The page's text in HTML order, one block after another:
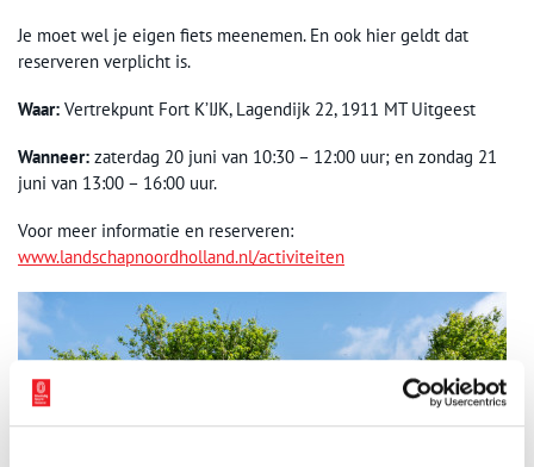
Je moet wel je eigen fiets meenemen. En ook hier geldt dat
reserveren verplicht is.
Waar: Vertrekpunt Fort K’IJK, Lagendijk 22, 1911 MT Uitgeest
Wanneer: zaterdag 20 juni van 10:30 – 12:00 uur; en zondag 21
juni van 13:00 – 16:00 uur.
Voor meer informatie en reserveren:
www.landschapnoordholland.nl/activiteiten